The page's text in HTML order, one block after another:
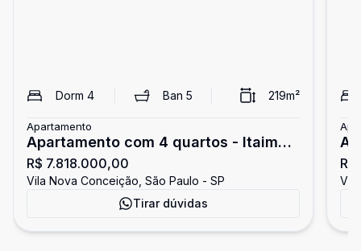
Dorm 4 Ban5 219m²
Apartamento
Apartamento com 4 quartos - Itaim
Bibi
R$ 7.818.000,00
Vila Nova Conceição, São Paulo - SP
Tirar dúvidas